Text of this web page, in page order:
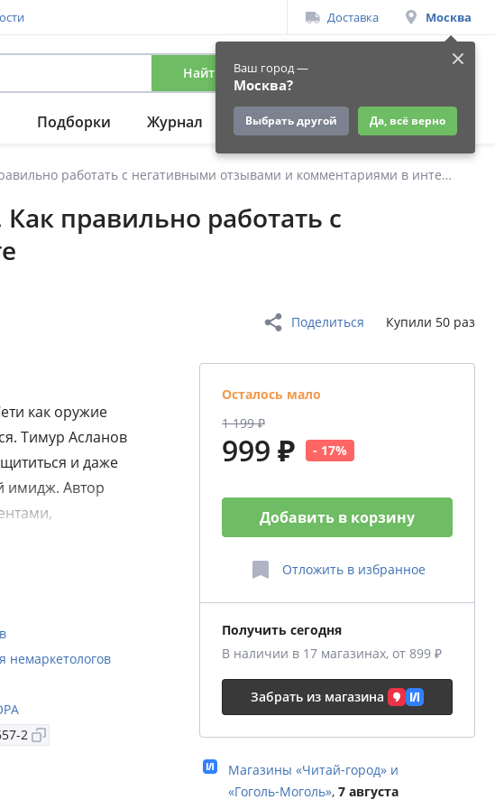
Доставка Москва
Ваш город —
Москва?
Выбрать другой Да, всё верно
Найти Вход
Подборки Журнал Подарки Ещё
Я знаю, что им ответить. Как правильно работать с негативными отзывами и комментариями в интернете
правильно работать с
Поделиться Купили 50 раз
как оружие
Тимур Асланов
и даже
имидж. Автор
по борьбе
на негативные
отзыва про
критику;
немаркетологов
2
Осталось мало
1 199 ₽
999 ₽ - 17%
Добавить в корзину
Отложить в избранное
Получить сегодня
В наличии в 17 магазинах, от 899 ₽
Забрать из магазина
Магазины «Читай‑город» и
«Гоголь‑Моголь», 7 августа